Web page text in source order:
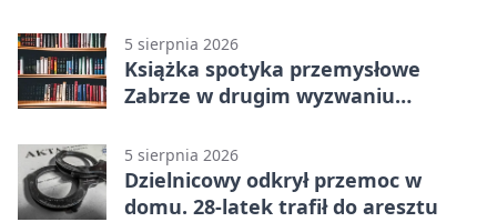
5 sierpnia 2026
Książka spotyka przemysłowe
Zabrze w drugim wyzwaniu
5 sierpnia 2026
Dzielnicowy odkrył przemoc w
domu. 28-latek trafił do aresztu